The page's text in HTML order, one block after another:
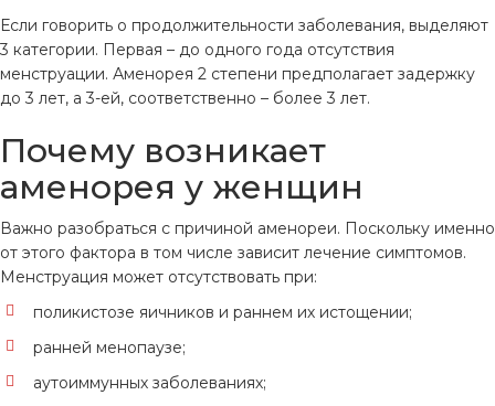
Если говорить о продолжительности заболевания, выделяют
3 категории. Первая – до одного года отсутствия
менструации. Аменорея 2 степени предполагает задержку
до 3 лет, а 3-ей, соответственно – более 3 лет.
Почему возникает
аменорея у женщин
Важно разобраться с причиной аменореи. Поскольку именно
от этого фактора в том числе зависит лечение симптомов.
Менструация может отсутствовать при:
поликистозе яичников и раннем их истощении;
ранней менопаузе;
аутоиммунных заболеваниях;